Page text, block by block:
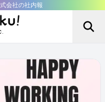
会社の社内報